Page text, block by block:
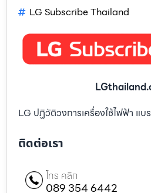
LG Subscribe Thailand
LG ปฏิวัติวงการเครื่องใช้ไฟฟ้า แ
ติดต่อเรา
โทร คลิก
089 354 6442